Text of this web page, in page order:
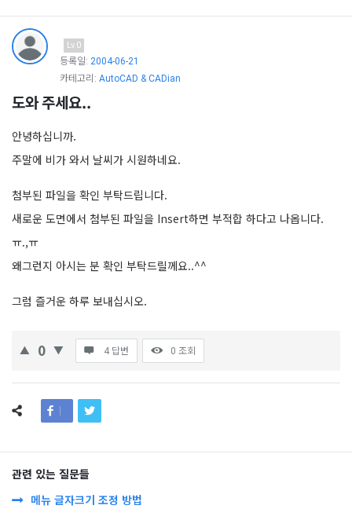
Lv.0
등록일: 2004-06-21
카테고리: AutoCAD & CADian
도와 주세요..
안녕하십니까.
주말에 비가 와서 날씨가 시원하네요.
첨부된 파일을 확인 부탁드립니다.
새로운 도면에서 첨부된 파일을 Insert하면 부적합 하다고 나옵니다.
ㅠ.,ㅠ
왜그런지 아시는 분 확인 부탁드릴께요..^^
그럼 즐거운 하루 보내십시오.
0 4 답변 0 조회
관련 있는 질문들
메뉴 글자크기 조정 방법